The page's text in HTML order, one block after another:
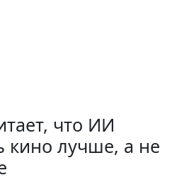
что ИИ
кино лучше, а не